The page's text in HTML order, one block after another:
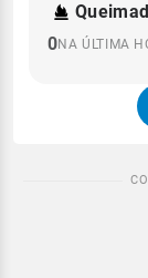
0NA ÚLTIMA